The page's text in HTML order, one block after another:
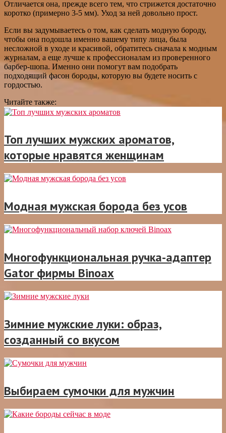
Отличается она, прежде всего тем, что стрижется достаточно
коротко (примерно 3-5 мм). Уход за ней довольно прост.
Если вы задумываетесь о том, как сделать модную бороду,
чтобы она подошла именно вашему типу лица, была
несложной в уходе и красивой, обратитесь сначала к модным
журналам, а еще лучше к профессионалам из проверенного
барбер-шопа. Именно они помогут вам подобрать
подходящий фасон бороды, которую вы будете носить с
гордостью.
Читайте также:
Топ лучших мужских ароматов,
которые нравятся женщинам
Модная мужская борода без усов
Многофункциональная ручка-адаптер
Gator фирмы Binoax
Зимние мужские луки: образ,
созданный со вкусом
Выбираем сумочки для мужчин